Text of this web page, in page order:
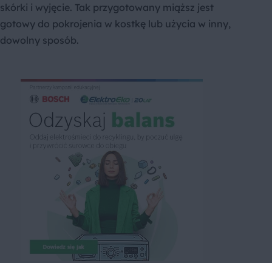
skórki i wyjęcie. Tak przygotowany miąższ jest
gotowy do pokrojenia w kostkę lub użycia w inny,
dowolny sposób.